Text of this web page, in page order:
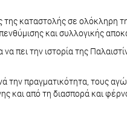
της καταστολής σε ολόκληρη
και συλλογικής
πει την ιστορία της
πραγματικότητα, τους
και από τη διασπορά και